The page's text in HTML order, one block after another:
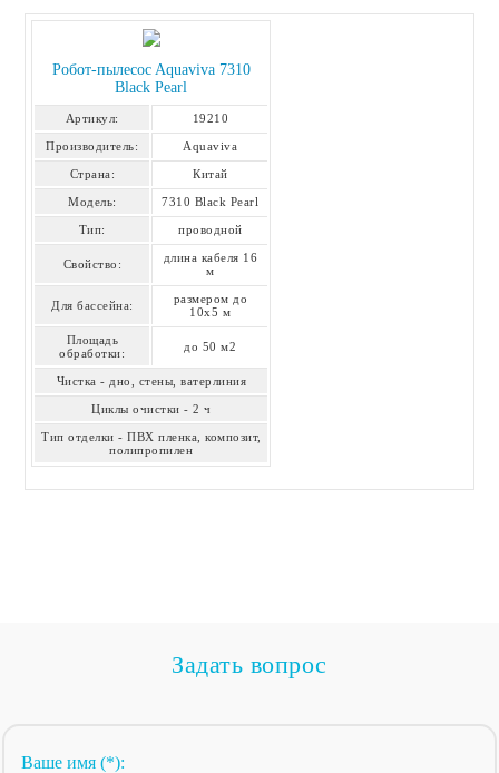
Робот-пылесоc Aquaviva 7310
Black Pearl
Артикул: 19210
Производитель: Aquaviva
Страна: Китай
Модель: 7310 Black Pearl
Тип: проводной
Свойство:
длина кабеля 16
м
Для бассейна:
размером до
10х5 м
Площадь
обработки:
до 50 м2
Чистка - дно, стены, ватерлиния
Циклы очистки - 2 ч
Тип отделки - ПВХ пленка, композит,
полипропилен
Задать вопрос
Ваше имя (*):